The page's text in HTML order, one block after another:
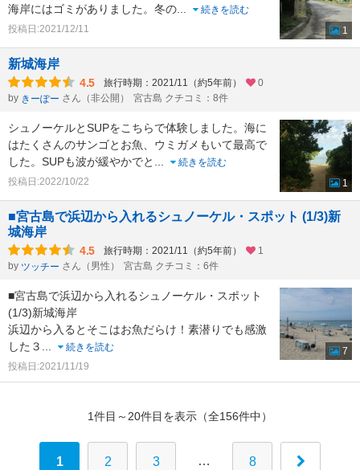
海岸にはゴミがありました。冬の
続きを読む
投稿日:2021/12/11
1
新城海岸
4.5 旅行時期：2021/11（約5年前）
0
by きーぽー さん（非公開） 宮古島 クチコミ：8件
シュノーケルとSUPをこちらで体験しました。海に
はたくさんのサンゴとお魚、ウミガメもいて最高で
した。SUPも波が緩やかでと
続きを読む
投稿日:2022/10/22
1
■宮古島で浜辺から入れるシュノーケル・スポット (1/3)新
城海岸
4.5 旅行時期：2021/11（約5年前）
1
by ツッチー さん（男性） 宮古島 クチコミ：6件
■宮古島で浜辺から入れるシュノーケル・スポット
(1/3)新城海岸
浜辺から入るとそこはお魚だらけ！素潜りでも感激
した３
続きを読む
投稿日:2021/11/19
7
1件目～20件目を表示（全156件中）
1 2 3 … 8